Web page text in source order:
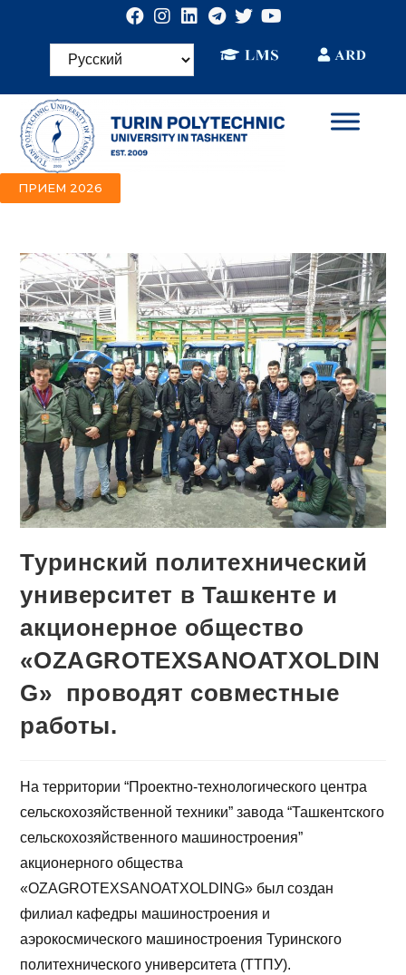
ПРИЕМ 2026
Туринский политехнический
университет в Ташкенте и
акционерное общество
«OZAGROTEXSANOATXOLDIN
G» проводят совместные
работы.
На территории “Проектно-технологического центра
сельскохозяйственной техники” завода “Ташкентского
сельскохозяйственного машиностроения”
акционерного общества
«OZAGROTEXSANOATXOLDING» был создан
филиал кафедры машиностроения и
аэрокосмического машиностроения Туринского
политехнического университета (ТТПУ).